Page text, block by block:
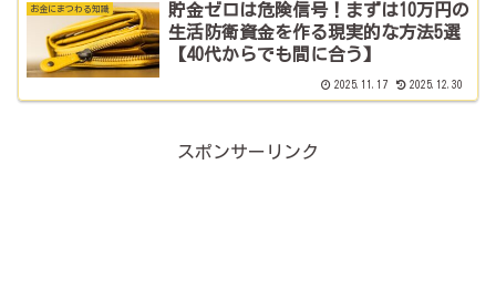
お金にまつわる知識
貯金ゼロは危険信号！まずは10万円の
生活防衛資金を作る現実的な方法5選
【40代からでも間に合う】
2025.11.17 2025.12.30
スポンサーリンク